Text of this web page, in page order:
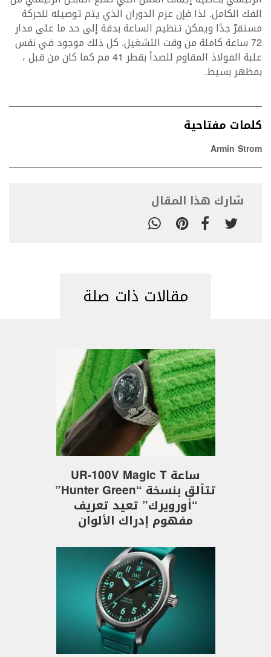
الفك الكامل. لذا فإن عزم الدوران الذي يتم توصيله للحركة
مستقرّ جدًا ويمكن تنظيم الساعة بدقة إلى حد ما على مدار
72 ساعة كاملة من وقت التشغيل. كل ذلك موجود في نفس
علبة الفولاذ المقاوم للصدأ بقطر 41 مم كما كان من قبل ،
بمظهر بسيط.
كلمات مفتاحية
Armin Strom
شارك هذا المقال
مقالات ذات صلة
ساعة UR-100V Magic T
تتألق بنسخة “Hunter Green”
“أورويرك” تعيد تعريف
مفهوم إدراك الألوان